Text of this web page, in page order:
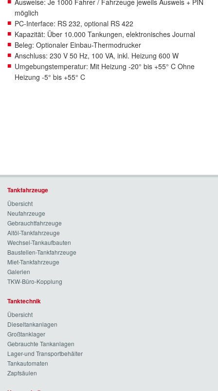
Ausweise: Je 1000 Fahrer / Fahrzeuge jeweils Ausweis + PIN
möglich
PC-Interface: RS 232, optional RS 422
Kapazität: Über 10.000 Tankungen, elektronisches Journal
Beleg: Optionaler Einbau-Thermodrucker
Anschluss: 230 V 50 Hz, 100 VA, inkl. Heizung 600 W
Umgebungstemperatur: Mit Heizung -20° bis +55° C Ohne
Heizung -5° bis +55° C
Tankfahrzeuge
Übersicht
Neufahrzeuge
Gebrauchtfahrzeuge
Altöl-Tankfahrzeuge
Wechsel-Tankaufbauten
Baustellen-Tankfahrzeuge
Miet-Tankfahrzeuge
Galerien
TKW-Büro-Kopplung
Tanktechnik
Übersicht
Dieseltankanlagen
Großtanklager
Gebrauchte Tankanlagen
Lager-und Transportbehälter
Tankautomaten
Zapfsäulen